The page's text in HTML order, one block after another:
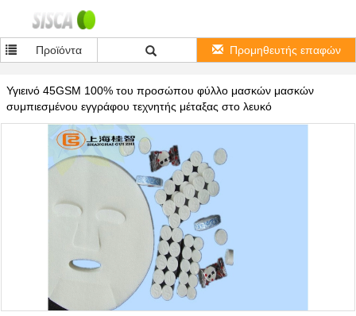
Προϊόντα Προμηθευτής επαφών
Υγιεινό 45GSM 100% του προσώπου φύλλο μασκών μασκών
συμπιεσμένου εγγράφου τεχνητής μέταξας στο λευκό